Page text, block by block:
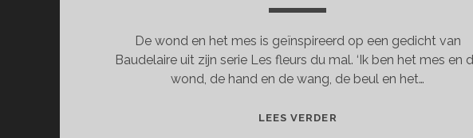
De wond en het mes is geïnspireerd op een gedicht van
Baudelaire uit zijn serie Les fleurs du mal. ‘Ik ben het mes en
wond, de hand en de wang, de beul en het…
LEES VERDER